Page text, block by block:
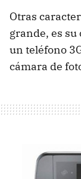
Otras
grande, es
un teléfono
cámara de